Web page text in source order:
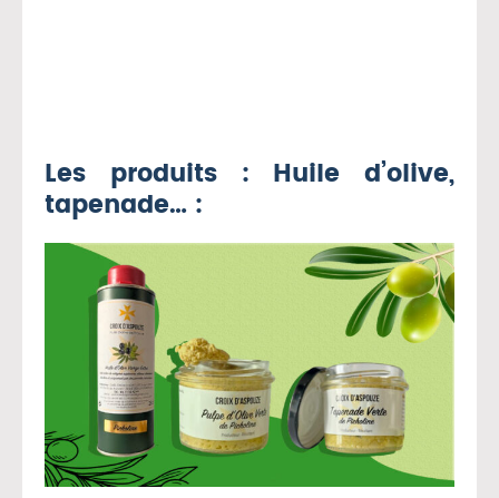
Les produits : Huile d’olive,
tapenade… :